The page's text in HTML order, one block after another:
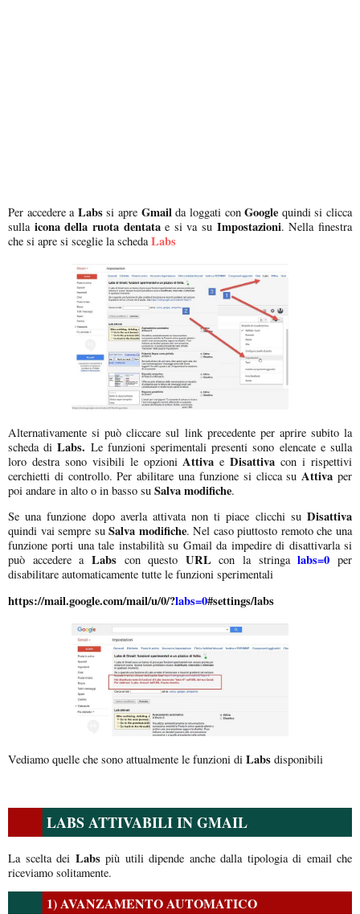
Per accedere a Labssi apre Gmail da loggati conGoogle quindi si clicca
sullaicona della ruota dentatae si va su Impostazioni. Nella finestra
che si apre si sceglie la scheda Labs
Alternativamente si può cliccare sul link precedente per aprire subito la
scheda diLabs. Le funzioni sperimentali presenti sono elencate e sulla
loro destra sono visibili le opzioni Attiva eDisattiva con i rispettivi
cerchietti di controllo. Per abilitare una funzione si clicca su Attiva per
poi andare in alto o in basso su Salva modifiche.
Se una funzione dopo averla attivata non ti piace clicchi suDisattiva
quindi vai sempre suSalva modifiche. Nel caso piuttosto remoto che una
funzione porti una tale instabilità su Gmail da impedire di disattivarla si
può accedere a Labscon questo URLcon la stringalabs=0 per
disabilitare automaticamente tutte le funzioni sperimentali
https://mail.google.com/mail/u/0/?labs=0#settings/labs
Vediamo quelle che sono attualmente le funzioni di Labs disponibili
LABS ATTIVABILI IN GMAIL
La scelta dei Labspiù utili dipende anche dalla tipologia di email che
riceviamo solitamente.
1) AVANZAMENTO AUTOMATICO